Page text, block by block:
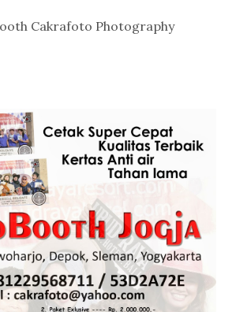
Cakrafoto Photography